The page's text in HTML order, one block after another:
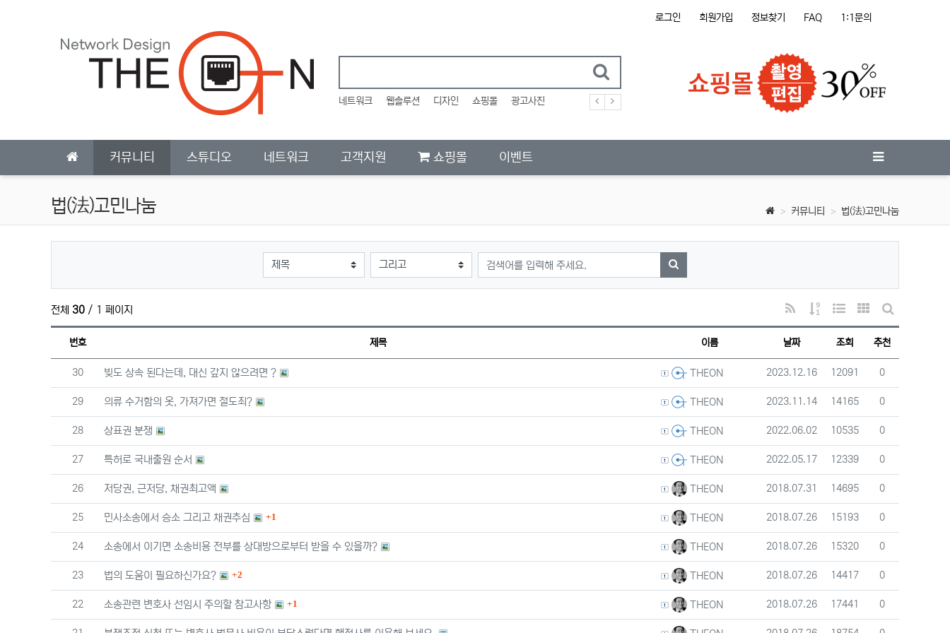
로그인 회원가입 정보찾기 FAQ 1:1문의
네트워크 웹솔루션 디자인 쇼핑몰 광고사진
커뮤니티 스튜디오 네트워크 고객지원 쇼핑몰 이벤트
법(法)고민나눔 커뮤니티 법(法)고민나눔
검색대상
검색어
검색하기
전체 30 / 1 페이지 RSS
게시물 정렬
웹진 스타일갤러리 스타일
게시판 검색
번호 제목 이름 날짜 조회 추천
번호
30 빚도 상속 된다는데, 대신 갚지 않으려면 ? 등록자THEON 등록일
2023.12.16 조회
12091 추천
0
번호
29 의류 수거함의 옷, 가져가면 절도죄? 등록자THEON 등록일
2023.11.14 조회
14165 추천
0
번호
28 상표권 분쟁 등록자THEON 등록일
2022.06.02 조회
10535 추천
0
번호
27 특허로 국내출원 순서 등록자THEON 등록일
2022.05.17 조회
12339 추천
0
번호
26 저당권, 근저당, 채권최고액 등록자THEON 등록일
2018.07.31 조회
14695 추천
0
번호
25 민사소송에서 승소 그리고 채권추심 댓글
1 등록자THEON 등록일
2018.07.26 조회
15193 추천
0
번호
24 소송에서 이기면 소송비용 전부를 상대방으로부터 받을 수 있을까? 등록자THEON 등록일
2018.07.26 조회
15320 추천
0
번호
23 법의 도움이 필요하신가요? 댓글
2 등록자THEON 등록일
2018.07.26 조회
14417 추천
0
번호
22 소송관련 변호사 선임시 주의할 참고사항 댓글
1 등록자THEON 등록일
2018.07.26 조회
17441 추천
0